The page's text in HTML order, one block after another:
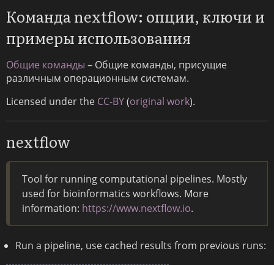
Команда nextflow: опции, ключи и
примеры использования
Общие команды – Общие команды, присущие
различным операционным системам.
Licensed under the CC-BY(original work).
nextflow
Tool for running computational pipelines. Mostly
used for bioinformatics workflows. More
information: https://www.nextflow.io.
Run a pipeline, use cached results from previous runs: